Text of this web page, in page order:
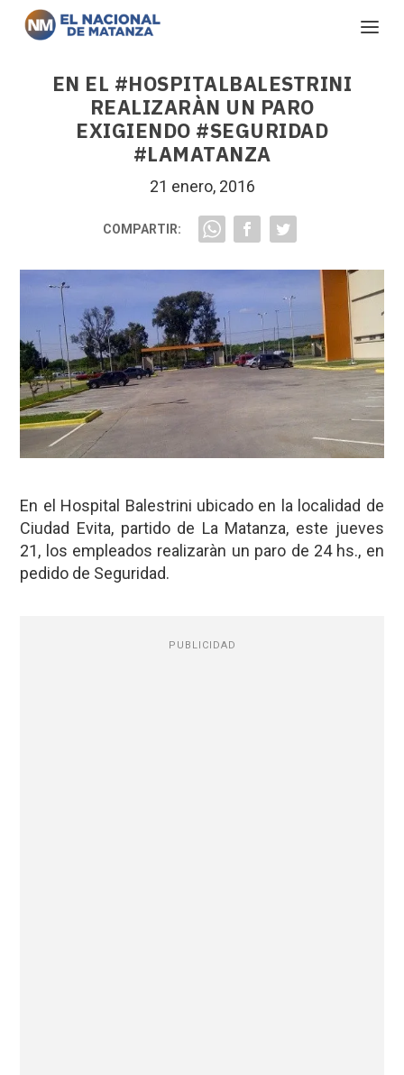
EN EL #HOSPITALBALESTRINI
REALIZARÀN UN PARO
EXIGIENDO #SEGURIDAD
#LAMATANZA
21 enero, 2016
COMPARTIR:
En el Hospital Balestrini ubicado en la localidad de
Ciudad Evita, partido de La Matanza, este jueves
21, los empleados realizaràn un paro de 24 hs., en
pedido de Seguridad.
PUBLICIDAD